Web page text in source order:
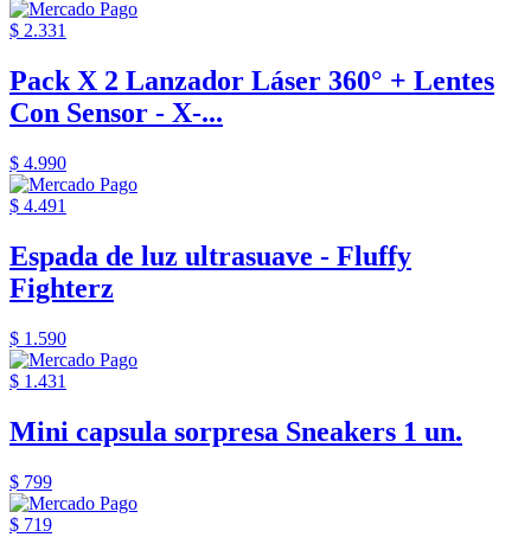
$ 2.331
Pack X 2 Lanzador Láser 360° + Lentes
Con Sensor - X-...
$ 4.990
$ 4.491
Espada de luz ultrasuave - Fluffy
Fighterz
$ 1.590
$ 1.431
Mini capsula sorpresa Sneakers 1 un.
$ 799
$ 719